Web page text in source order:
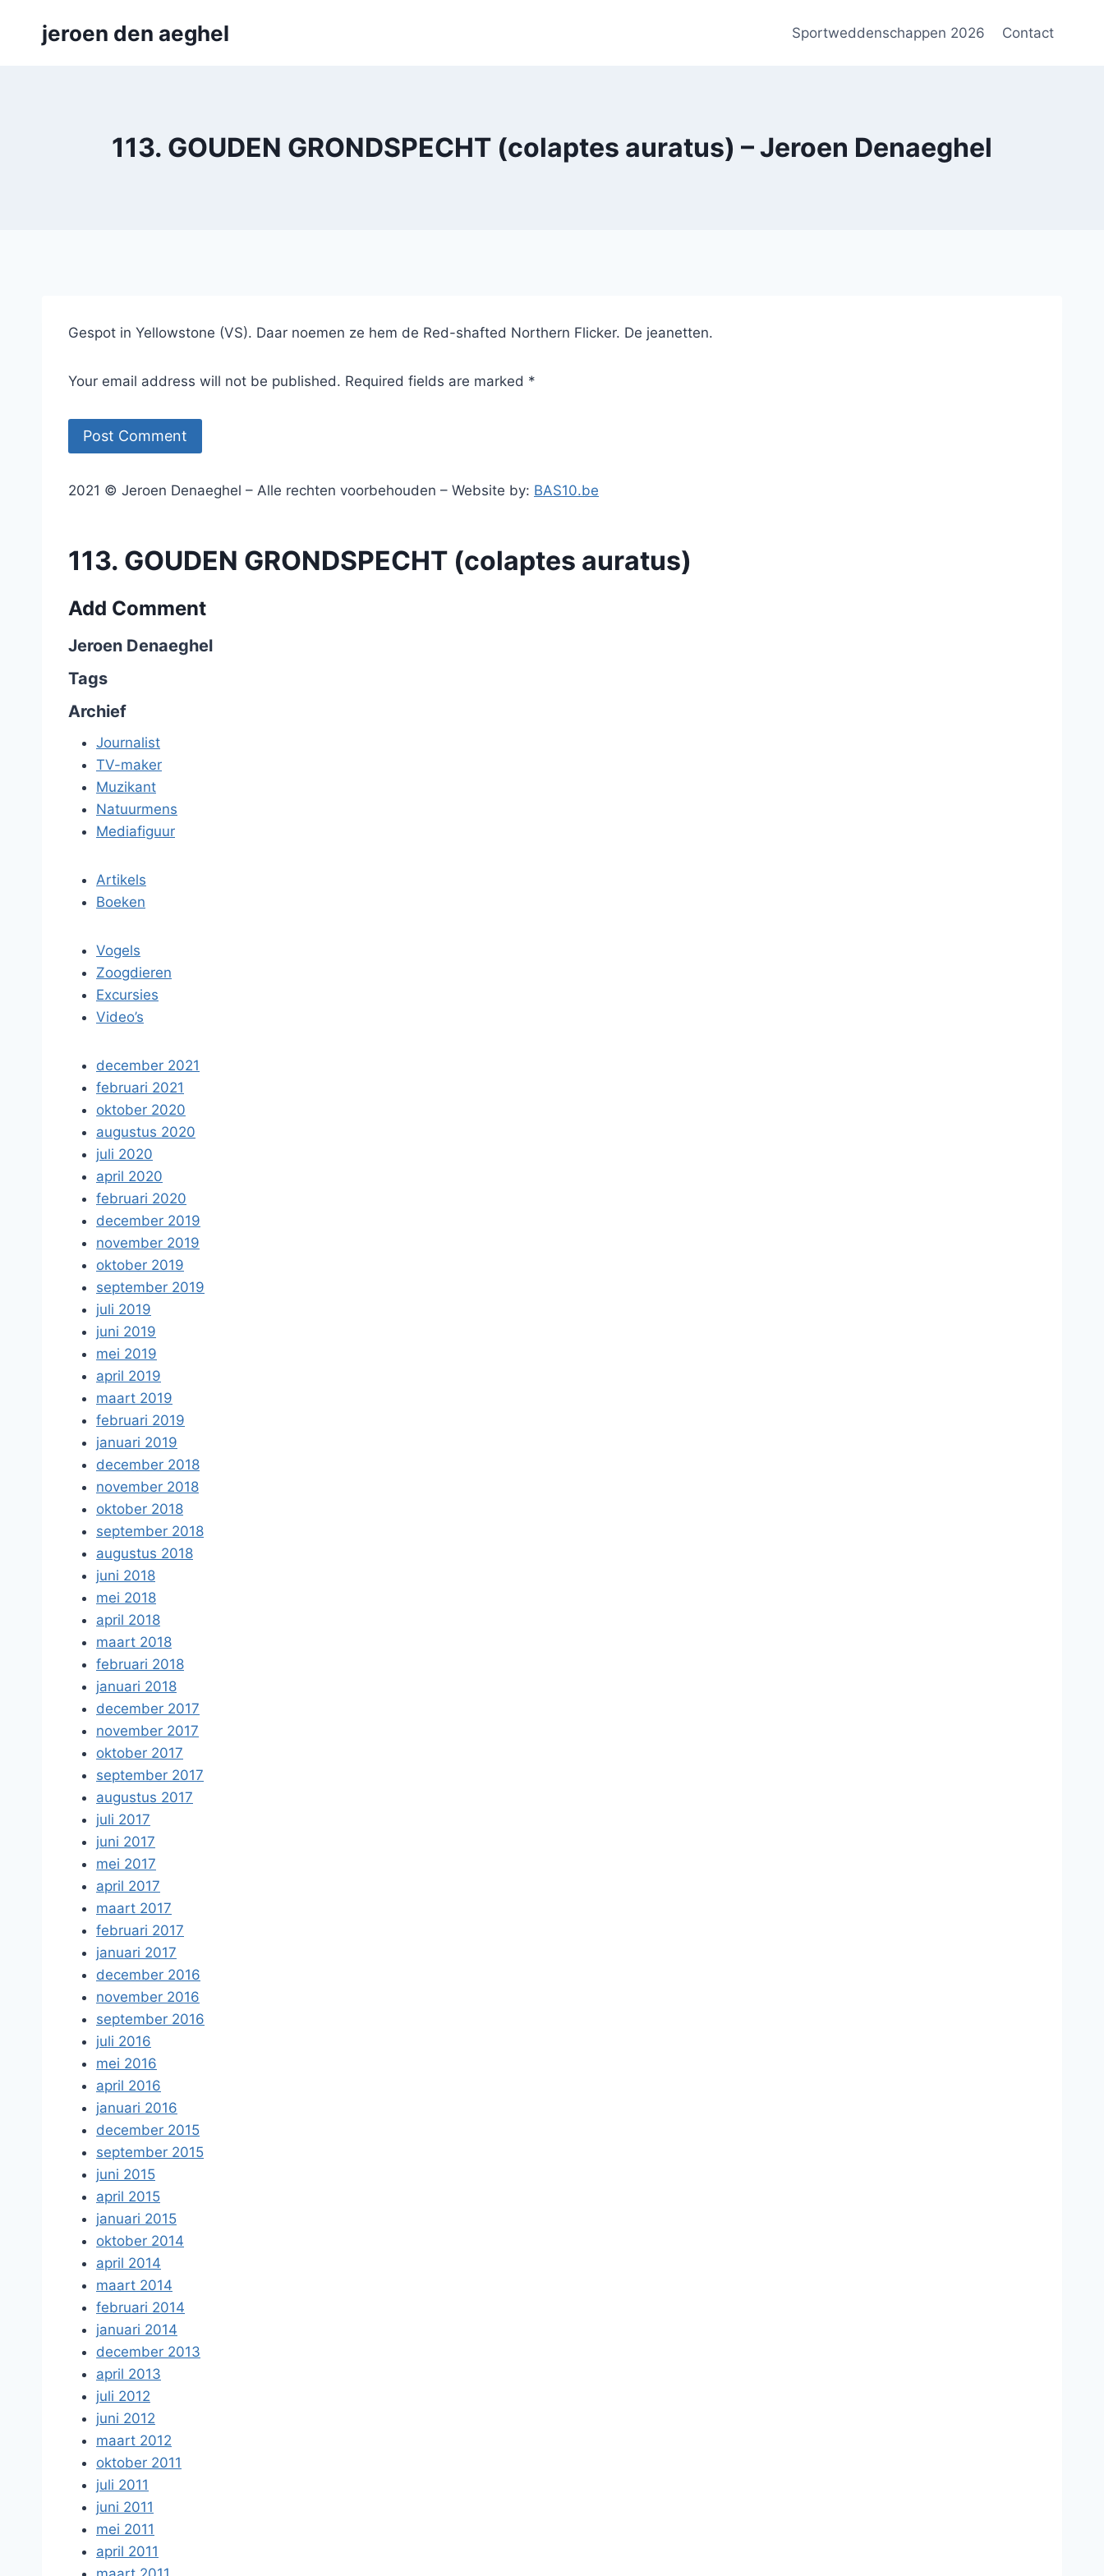
jeroen den aeghel Sportweddenschappen 2026 Contact
113. GOUDEN GRONDSPECHT (colaptes auratus) – Jeroen Denaeghel
Gespot in Yellowstone (VS). Daar noemen ze hem de Red-shafted Northern Flicker. De jeanetten.
Your email address will not be published. Required fields are marked *
2021 © Jeroen Denaeghel – Alle rechten voorbehouden – Website by: BAS10.be
113. GOUDEN GRONDSPECHT (colaptes auratus)
Add Comment
Jeroen Denaeghel
Tags
Archief
Journalist
TV-maker
Muzikant
Natuurmens
Mediafiguur
Artikels
Boeken
Vogels
Zoogdieren
Excursies
Video’s
december 2021
februari 2021
oktober 2020
augustus 2020
juli 2020
april 2020
februari 2020
december 2019
november 2019
oktober 2019
september 2019
juli 2019
juni 2019
mei 2019
april 2019
maart 2019
februari 2019
januari 2019
december 2018
november 2018
oktober 2018
september 2018
augustus 2018
juni 2018
mei 2018
april 2018
maart 2018
februari 2018
januari 2018
december 2017
november 2017
oktober 2017
september 2017
augustus 2017
juli 2017
juni 2017
mei 2017
april 2017
maart 2017
februari 2017
januari 2017
december 2016
november 2016
september 2016
juli 2016
mei 2016
april 2016
januari 2016
december 2015
september 2015
juni 2015
april 2015
januari 2015
oktober 2014
april 2014
maart 2014
februari 2014
januari 2014
december 2013
april 2013
juli 2012
juni 2012
maart 2012
oktober 2011
juli 2011
juni 2011
mei 2011
april 2011